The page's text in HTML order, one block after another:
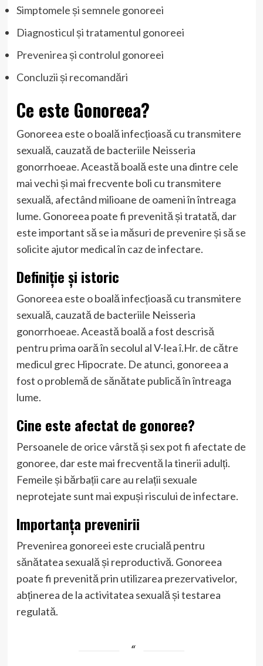
Simptomele și semnele gonoreei
Diagnosticul și tratamentul gonoreei
Prevenirea și controlul gonoreei
Concluzii și recomandări
Ce este Gonoreea?
Gonoreea este o boală infecțioasă cu transmitere
sexuală, cauzată de bacteriile Neisseria
gonorrhoeae. Această boală este una dintre cele
mai vechi și mai frecvente boli cu transmitere
sexuală, afectând milioane de oameni în întreaga
lume. Gonoreea poate fi prevenită și tratată, dar
este important să se ia măsuri de prevenire și să se
solicite ajutor medical în caz de infectare.
Definiție și istoric
Gonoreea este o boală infecțioasă cu transmitere
sexuală, cauzată de bacteriile Neisseria
gonorrhoeae. Această boală a fost descrisă
pentru prima oară în secolul al V-lea î.Hr. de către
medicul grec Hipocrate. De atunci, gonoreea a
fost o problemă de sănătate publică în întreaga
lume.
Cine este afectat de gonoree?
Persoanele de orice vârstă și sex pot fi afectate de
gonoree, dar este mai frecventă la tinerii adulți.
Femeile și bărbații care au relații sexuale
neprotejate sunt mai expuși riscului de infectare.
Importanța prevenirii
Prevenirea gonoreei este crucială pentru
sănătatea sexuală și reproductivă. Gonoreea
poate fi prevenită prin utilizarea prezervativelor,
abținerea de la activitatea sexuală și testarea
regulată.